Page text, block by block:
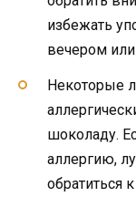
избежать
вечером
Некоторые
шоколаду.
аллергию,
обратиться